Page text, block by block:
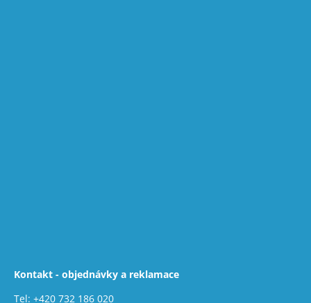
Kontakt - objednávky a reklamace
Tel: +420 732 186 020